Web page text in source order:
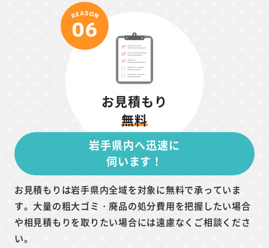
お見積もり
無料
岩手県内へ迅速に
伺います！
お見積もりは岩手県内全域を対象に無料で承っていま
す。大量の粗大ゴミ・廃品の処分費用を把握したい場合
や相見積もりを取りたい場合には遠慮なくご相談くださ
い。